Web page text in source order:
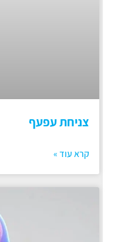
צניחת עפעף
קרא עוד »